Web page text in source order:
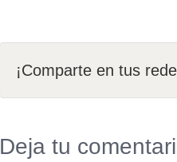
¡Comparte en tus
Deja tu